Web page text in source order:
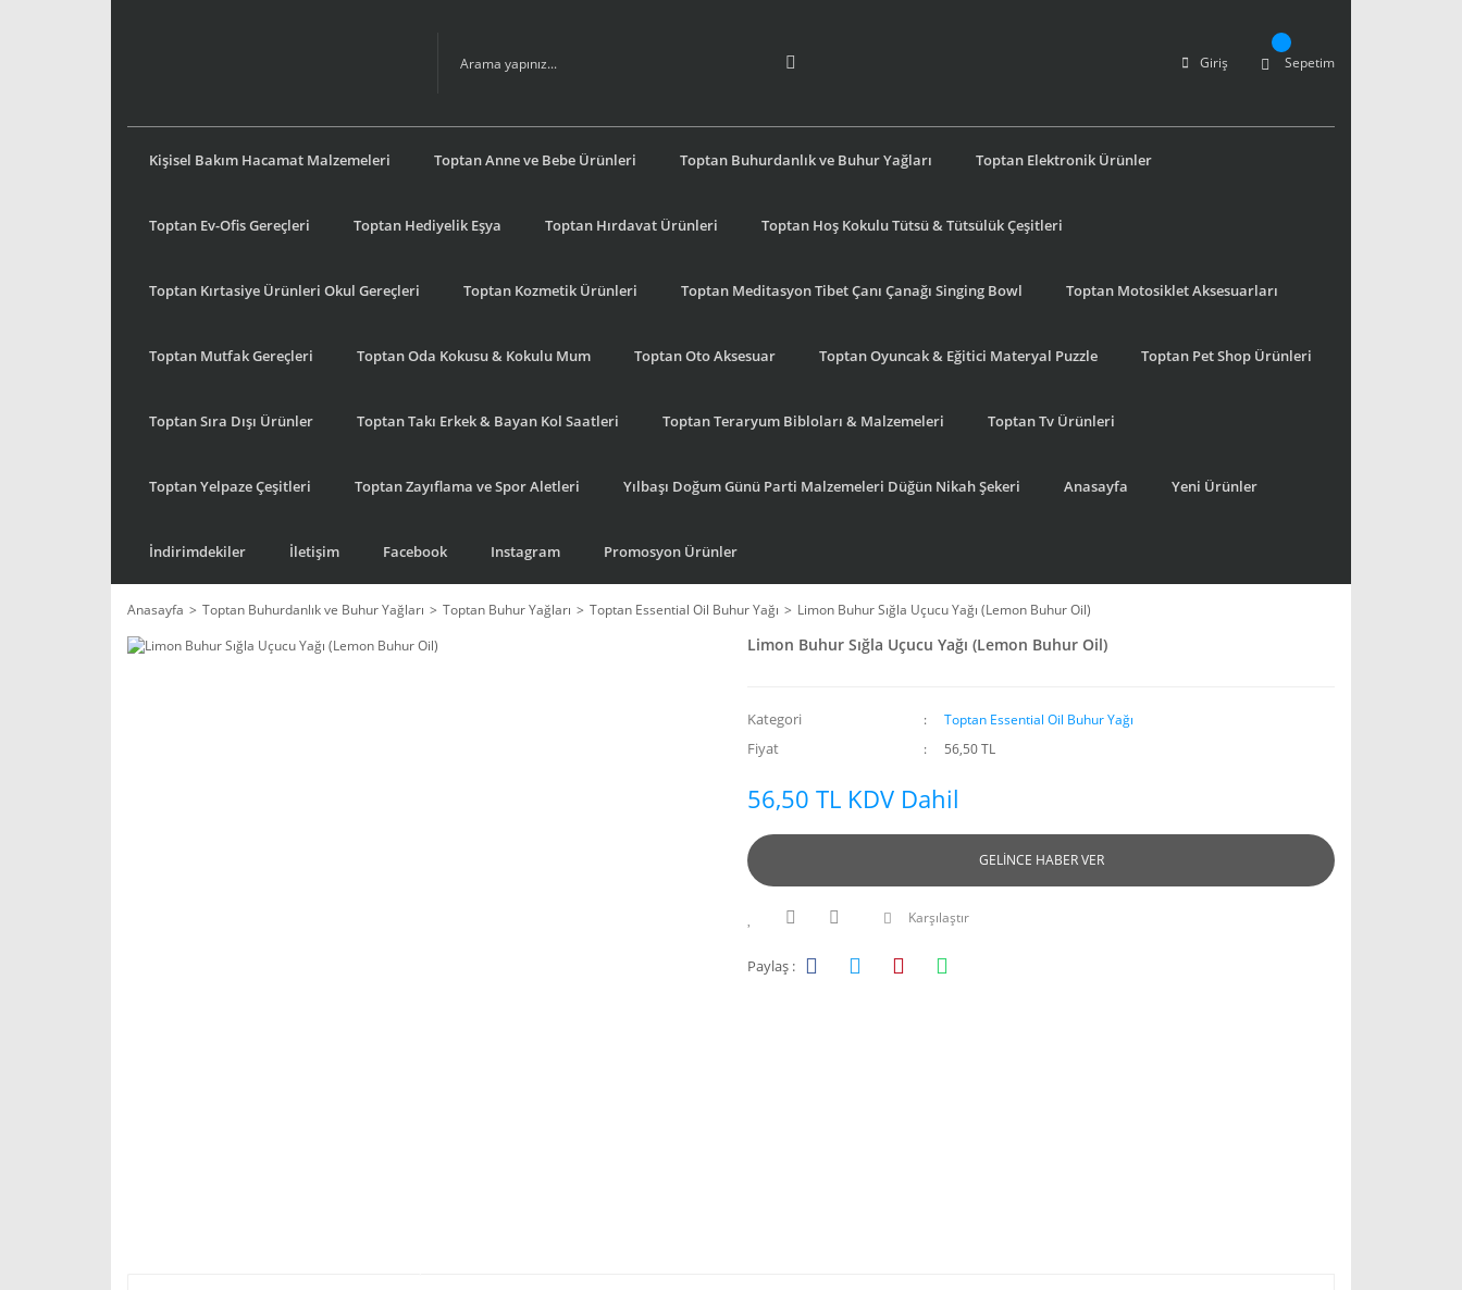
Giriş Sepetim
Kişisel Bakım Hacamat Malzemeleri Toptan Anne ve Bebe Ürünleri Toptan Buhurdanlık ve Buhur Yağları Toptan Elektronik Ürünler
Toptan Ev-Ofis Gereçleri Toptan Hediyelik Eşya Toptan Hırdavat Ürünleri Toptan Hoş Kokulu Tütsü & Tütsülük Çeşitleri
Toptan Kırtasiye Ürünleri Okul Gereçleri Toptan Kozmetik Ürünleri Toptan Meditasyon Tibet Çanı Çanağı Singing Bowl Toptan Motosiklet Aksesuarları
Toptan Mutfak Gereçleri Toptan Oda Kokusu & Kokulu Mum Toptan Oto Aksesuar Toptan Oyuncak & Eğitici Materyal Puzzle Toptan Pet Shop Ürünleri
Toptan Sıra Dışı Ürünler Toptan Takı Erkek & Bayan Kol Saatleri Toptan Teraryum Bibloları & Malzemeleri Toptan Tv Ürünleri
Toptan Yelpaze Çeşitleri Toptan Zayıflama ve Spor Aletleri Yılbaşı Doğum Günü Parti Malzemeleri Düğün Nikah Şekeri Anasayfa Yeni Ürünler
İndirimdekiler İletişim Facebook Instagram Promosyon Ürünler
Anasayfa Toptan Buhurdanlık ve Buhur Yağları Toptan Buhur Yağları Toptan Essential Oil Buhur Yağı Limon Buhur Sığla Uçucu Yağı (Lemon Buhur Oil)
Limon Buhur Sığla Uçucu Yağı (Lemon Buhur Oil)
Kategori Toptan Essential Oil Buhur Yağı
Fiyat 56,50 TL
56,50 TL KDV Dahil
GELİNCE HABER VER
Karşılaştır
Paylaş :